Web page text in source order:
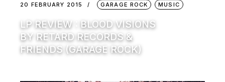
20 FEBRUARY 2015 GARAGE ROCK MUSIC
LP REVIEW : BLOOD VISIONS
BY RETARD RECORDS &
FRIENDS (GARAGE ROCK)